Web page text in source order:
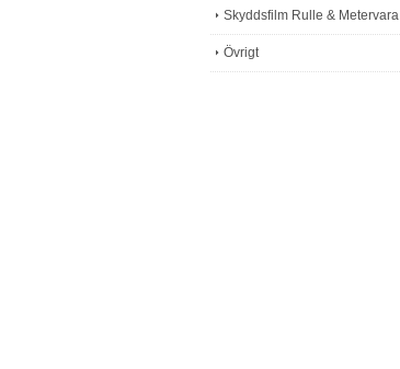
Skyddsfilm Rulle & Metervara
Övrigt